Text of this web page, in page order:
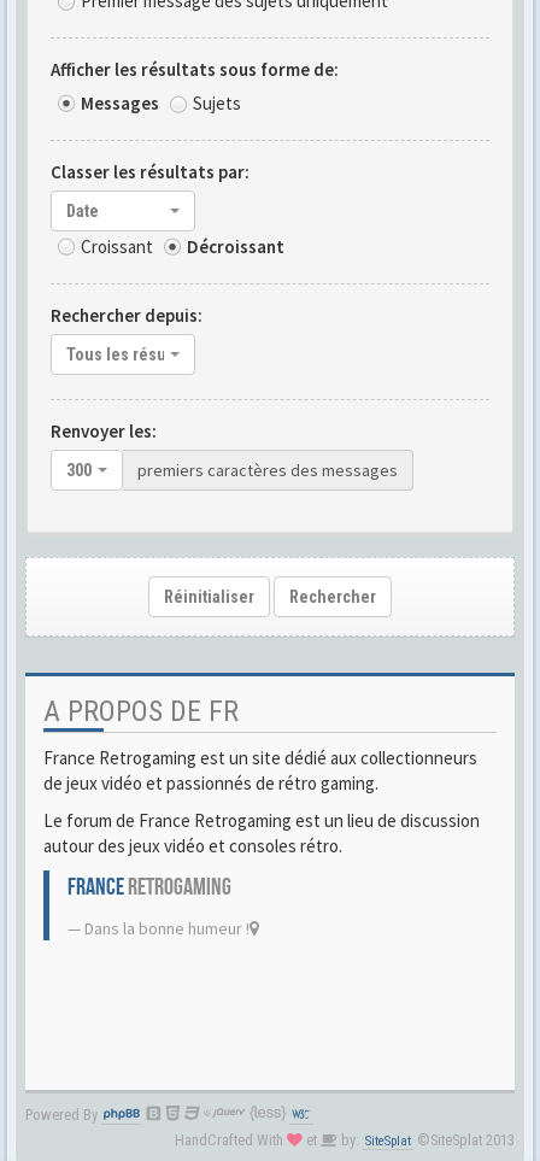
Afficher les résultats sous forme de:
Messages
Sujets
Classer les résultats par:
Date
Croissant Décroissant
Rechercher depuis:
Tous les résultats
Renvoyer les:
300 premiers caractères des messages
Réinitialiser Rechercher
A PROPOS DE FR
France Retrogaming est un site dédié aux collectionneurs
de jeux vidéo et passionnés de rétro gaming.
Le forum de France Retrogaming est un lieu de discussion
autour des jeux vidéo et consoles rétro.
FRANCERETROGAMING
Dans la bonne humeur !
Powered By
HandCrafted With
et by: SiteSplat ©SiteSplat 2013